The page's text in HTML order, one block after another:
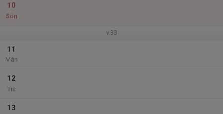
10
Sön
v.33
11
Mån
12
Tis
13